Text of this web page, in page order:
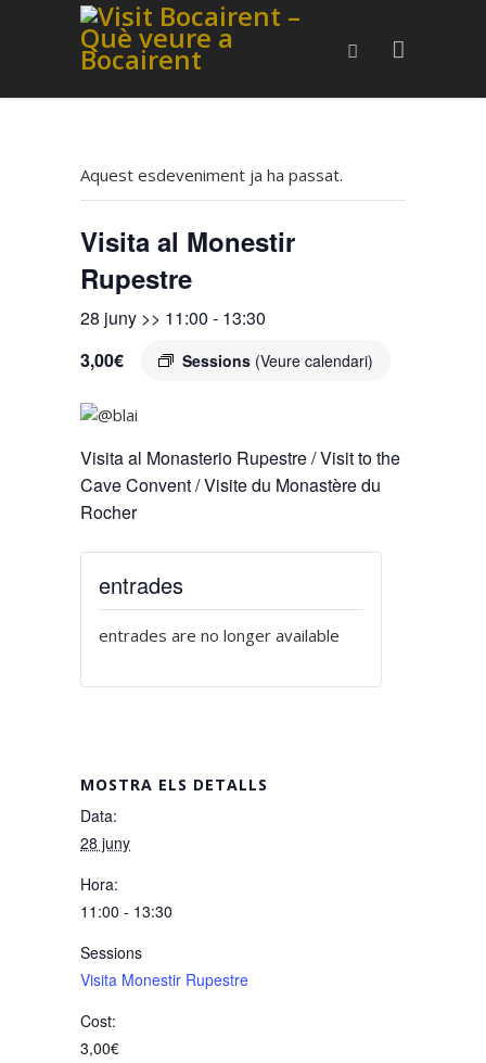
Aquest esdeveniment ja ha passat.
Visita al Monestir
Rupestre
28 juny >> 11:00 - 13:30
Sessions (Veure calendari)
3,00€
Visita al Monasterio Rupestre / Visit to the
Cave Convent / Visite du Monastère du
Rocher
MOSTRA ELS DETALLS
Data:
28 juny
Hora:
11:00 - 13:30
Sessions
Visita Monestir Rupestre
Cost:
3,00€
entrades
entrades are no longer available